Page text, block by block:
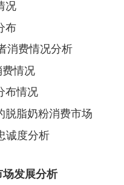
况
布
消费情况分析
情况
布情况
脱脂奶粉消费市场
诚度分析
场发展分析